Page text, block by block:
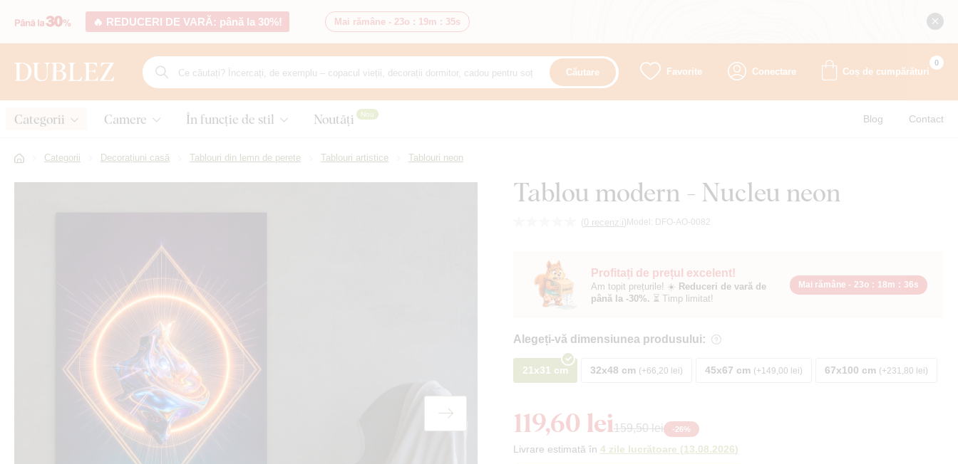
🔥 REDUCERI DE VARĂ: până la 30%! Mai rămâne - 23o : 19m : 33s
Căutare Favorite Conectare Coș de cumpărături
0
Categorii Camere În funcție de stil Noutăți Nou Blog Contact
Categorii Decorațiuni casă Tablouri din lemn de perete Tablouri artistice Tablouri neon
Tablou modern - Nucleu neon
(0 recenzii) Model: DFO-AO-0082
Profitați de prețul excelent!
Am topit prețurile! ☀️ Reduceri de vară de
până la -30%. ⏳ Timp limitat!
Mai rămâne - 23o : 18m : 34s
Alegeți-vă dimensiunea produsului:
21x31 cm 32x48 cm +66,20 lei 45x67 cm +149,00 lei 67x100 cm +231,80 lei
119,60 lei159,50 lei -26%
Livrare estimată în 4 zile lucrătoare (13.08.2026)